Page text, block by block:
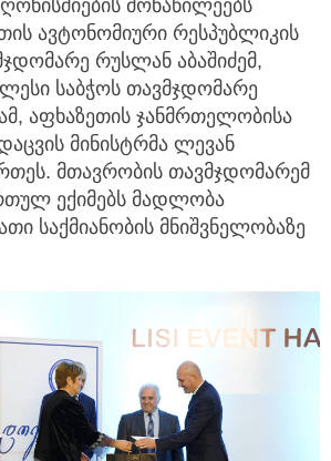
მონაწილეებს
ავტონომიური რესპუბლიკის
რუსლან აბაშიძემ,
საბჭოს თავმჯდომარე
აფხაზეთის ჯანმრთელობისა
მინისტრმა ლევან
მთავრობის თავმჯდომარემ
ექიმებს მადლობა
საქმიანობის მნიშვნელობაზე